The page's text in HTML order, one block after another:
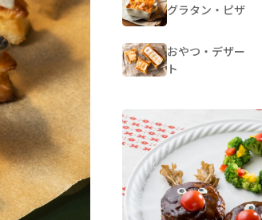
グラタン・ピザ
おやつ・デザー
ト